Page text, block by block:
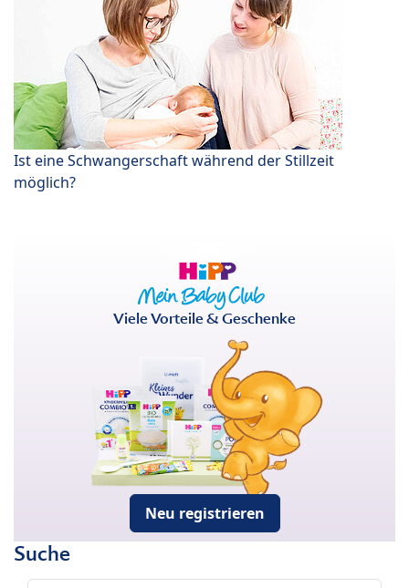
Ist eine Schwangerschaft während der Stillzeit
möglich?
Viele Vorteile & Geschenke
Neu registrieren
Suche